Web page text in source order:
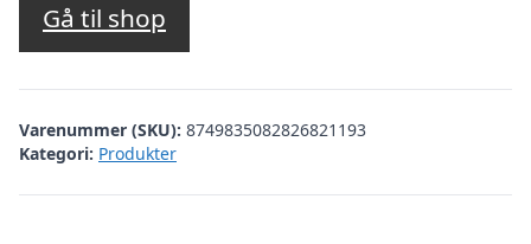
Gå til shop
Varenummer (SKU): 8749835082826821193
Kategori: Produkter